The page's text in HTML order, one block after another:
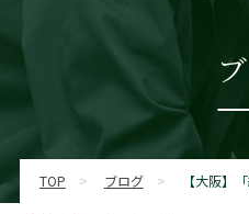
TOP > ブログ > 【大阪】